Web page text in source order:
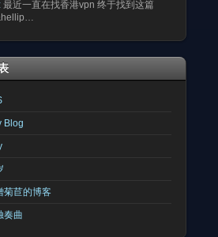
: 最近一直在找香港vpn 终于找到这篇
Blog
菊苣的博客
奏曲